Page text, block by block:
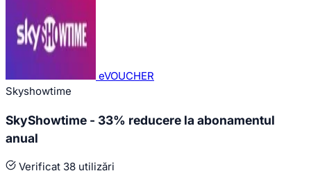
eVOUCHER
Skyshowtime
SkyShowtime - 33% reducere la abonamentul
anual
Verificat 38 utilizări